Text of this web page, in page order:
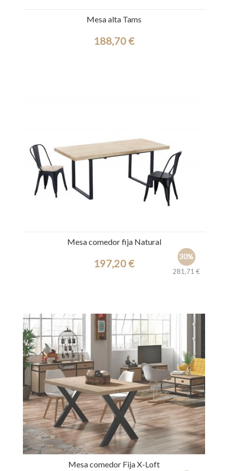
Mesa alta Tams
188,70 €
Mesa comedor fija Natural
30%
281,71 €
197,20 €
Mesa comedor Fija X-Loft